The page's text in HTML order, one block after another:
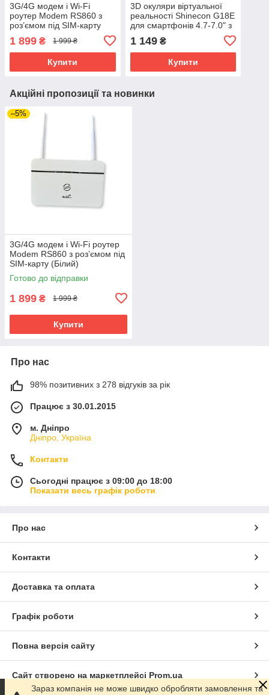
3G/4G модем і Wi-Fi
роутер Modem RS860 з
роз’ємом під SIM-карту
1 899 ₴ 1 999 ₴
Купити
3D окуляри віртуальної
реальності Shinecon G18E
для смартфонів 4.7-7.0" з
навушниками (Білий)
1 149₴
Купити
Акційні пропозиції та новинки
–5%
3G/4G модем і Wi-Fi роутер
Modem RS860 з роз’ємом під
SIM-карту (Білий)
Готово до відправки
1 899 ₴ 1 999 ₴
Купити
Про нас
98% позитивних з 278 відгуків за рік
Працює з 30.01.2015
м. Дніпро
Дніпро, Україна
Контакти
Сьогодні працює з 09:00 до 18:00
Показати весь графік роботи
Про нас
Контакти
Доставка та оплата
Графік роботи
Повна версія сайту
Сайт створено на маркетплейсі Prom.ua
Зараз компанія не може швидко обробляти замовлення та